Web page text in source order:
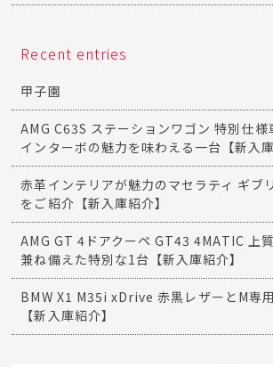
Recent entries
甲子園
AMG C63S ステーションワゴン 特別仕様
インターボの魅力を味わえる一台【新入庫
赤革インテリアが魅力のマセラティ ギブ
をご紹介【新入庫紹介】
AMG GT 4ドアクーペ GT43 4MATIC 上
兼ね備えた特別な1台【新入庫紹介】
BMW X1 M35i xDrive 赤黒レザーとM専
【新入庫紹介】